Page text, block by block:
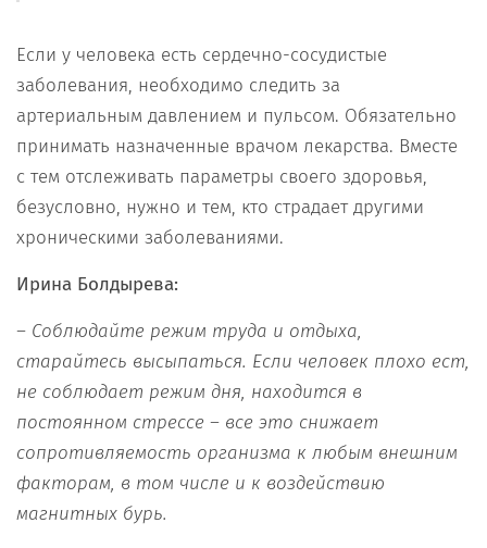
Если у человека есть сердечно-сосудистые
заболевания, необходимо следить за
артериальным давлением и пульсом. Обязательно
принимать назначенные врачом лекарства. Вместе
с тем отслеживать параметры своего здоровья,
безусловно, нужно и тем, кто страдает другими
хроническими заболеваниями.
Ирина Болдырева:
– Соблюдайте режим труда и отдыха,
старайтесь высыпаться. Если человек плохо ест,
не соблюдает режим дня, находится в
постоянном стрессе – все это снижает
сопротивляемость организма к любым внешним
факторам, в том числе и к воздействию
магнитных бурь.